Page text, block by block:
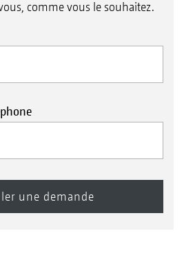
comme vous le souhaitez.